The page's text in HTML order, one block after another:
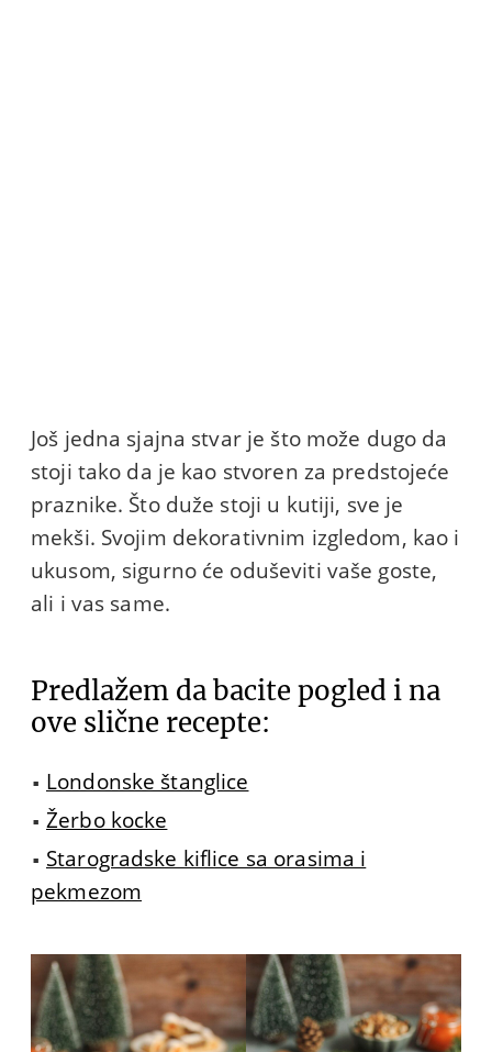
Još jedna sjajna stvar je što može dugo da
stoji tako da je kao stvoren za predstojeće
praznike. Što duže stoji u kutiji, sve je
mekši. Svojim dekorativnim izgledom, kao i
ukusom, sigurno će oduševiti vaše goste,
ali i vas same.
Predlažem da bacite pogled i na
ove slične recepte:
Londonske štanglice
Žerbo kocke
Starogradske kiflice sa orasima i
pekmezom